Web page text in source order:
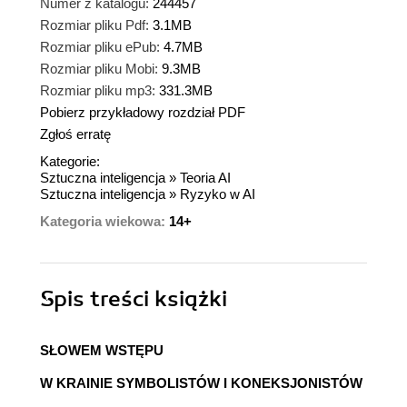
Numer z katalogu: 244457
Rozmiar pliku Pdf: 3.1MB
Rozmiar pliku ePub: 4.7MB
Rozmiar pliku Mobi: 9.3MB
Rozmiar pliku mp3: 331.3MB
Pobierz przykładowy rozdział PDF
Zgłoś erratę
Kategorie:
Sztuczna inteligencja» Teoria AI
Sztuczna inteligencja» Ryzyko w AI
Kategoria wiekowa: 14+
Spis treści książki
SŁOWEM WSTĘPU
W KRAINIE SYMBOLISTÓW I KONEKSJONISTÓW